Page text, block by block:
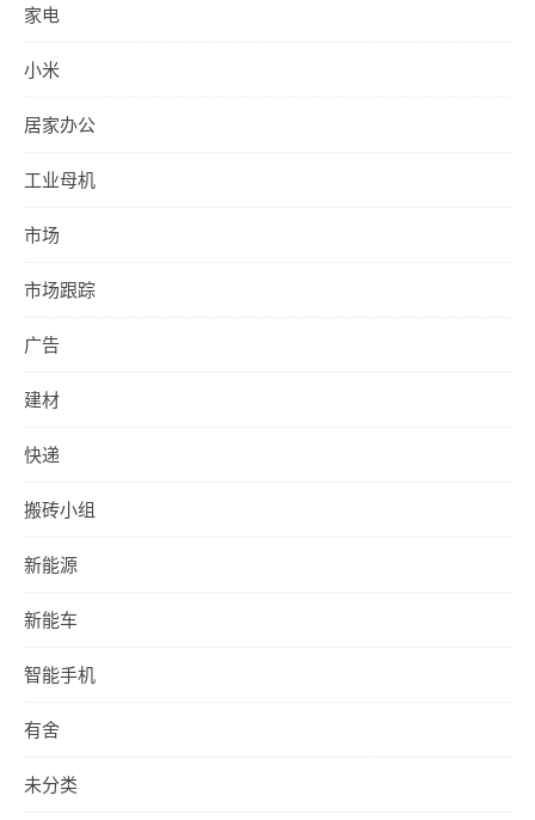
家电
小米
居家办公
工业母机
市场
市场跟踪
广告
建材
快递
搬砖小组
新能源
新能车
智能手机
有舍
未分类